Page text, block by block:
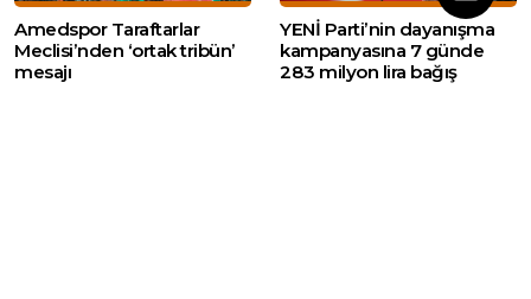
Amedspor Taraftarlar
Meclisi’nden ‘ortak tribün’
mesajı
YENİ Parti’nin dayanışma
kampanyasına 7 günde
283 milyon lira bağış